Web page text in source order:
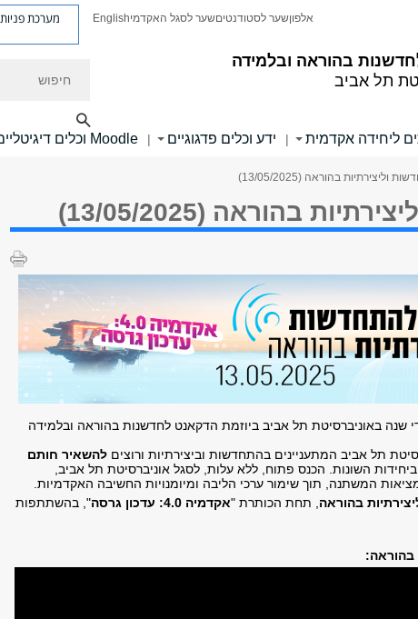
בהוראה ובלמידה
תל אביב
אלפוןשער לסטודנטיםשער לסגל האקדמיEnglish מערכת פניות
ליחידה אקדמית | ידע וכלים פדגוגיים | Moodle וכלים דיגיטליים
שנה באוניברסיטת תל אביב ביוזמת הדקאנט לחדשנות בהוראה ובלמידה
תל אביב המתעניינים בהתחדשות וביצירתיות ורוצים להשאיר חותם
השונות. הכנס פתוח, ללא עלות, לסגל אוניברסיטת תל אביב,
המשתנה, תוך שימור ערכי הליבה ומיומנויות החשיבה האקדמיות.
, תחת הכותרת "אקדמיה 4.0: עדכון גרסה " , בהשתתפות
: